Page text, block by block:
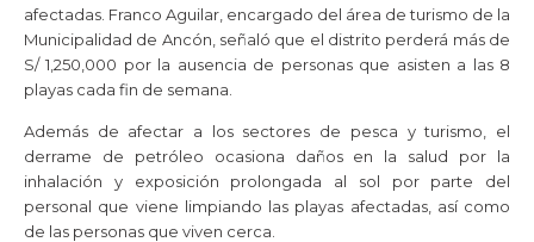
afectadas. Franco Aguilar, encargado del área de turismo de la
Municipalidad de Ancón, señaló que el distrito perderá más de
S/ 1,250,000 por la ausencia de personas que asisten a las 8
playas cada fin de semana.
Además de afectar a los sectores de pesca y turismo, el
derrame de petróleo ocasiona daños en la salud por la
inhalación y exposición prolongada al sol por parte del
personal que viene limpiando las playas afectadas, así como
de las personas que viven cerca.